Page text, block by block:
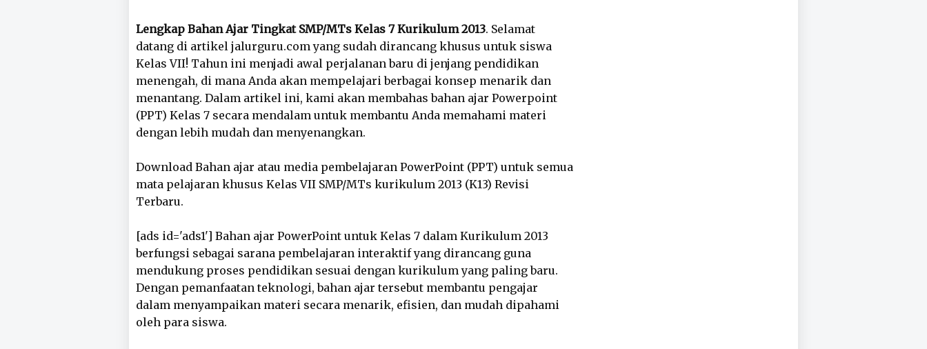
Lengkap Bahan Ajar Tingkat SMP/MTs Kelas 7 Kurikulum 2013. Selamat
datang di artikel jalurguru.com yang sudah dirancang khusus untuk siswa
Kelas VII! Tahun ini menjadi awal perjalanan baru di jenjang pendidikan
menengah, di mana Anda akan mempelajari berbagai konsep menarik dan
menantang. Dalam artikel ini, kami akan membahas bahan ajar Powerpoint
(PPT) Kelas 7 secara mendalam untuk membantu Anda memahami materi
dengan lebih mudah dan menyenangkan.
Download Bahan ajar atau media pembelajaran PowerPoint (PPT) untuk semua
mata pelajaran khusus Kelas VII SMP/MTs kurikulum 2013 (K13) Revisi
Terbaru.
[ads id='ads1'] Bahan ajar PowerPoint untuk Kelas 7 dalam Kurikulum 2013
berfungsi sebagai sarana pembelajaran interaktif yang dirancang guna
mendukung proses pendidikan sesuai dengan kurikulum yang paling baru.
Dengan pemanfaatan teknologi, bahan ajar tersebut membantu pengajar
dalam menyampaikan materi secara menarik, efisien, dan mudah dipahami
oleh para siswa.